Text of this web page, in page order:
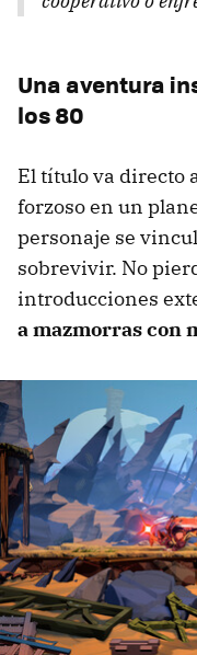
Una aventura
los 80
El título va directo
forzoso en un
personaje se
sobrevivir. No
introducciones
a mazmorras con